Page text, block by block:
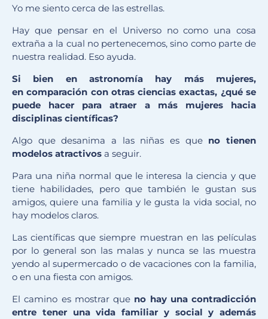
Yo me siento cerca de las estrellas.
Hay que pensar en el Universo no como una cosa
extraña a la cual no pertenecemos, sino como parte de
nuestra realidad. Eso ayuda.
Si bien en astronomía hay más mujeres,
en comparación con otrascienciasexactas, ¿quése
puede hacer para atraer a más mujeres hacia
disciplinas científicas?
Algo que desanima a las niñas es que no tienen
modelos atractivos a seguir.
Para una niña normal que le interesa la ciencia y que
tiene habilidades, pero que también le gustan sus
amigos, quiere una familia y le gusta la vida social, no
hay modelos claros.
Las científicas que siempre muestran en las películas
por lo general son las malas y nunca se las muestra
yendo al supermercado o de vacaciones con la familia,
o en una fiesta con amigos.
El camino es mostrar que no hay una contradicción
entre tener una vida familiar y social y además